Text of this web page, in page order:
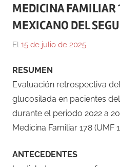
MEDICINA FAMILIAR
MEXICANO DEL
El 15 de julio de 2025
Medicina
RESUMEN
Evaluación retrospectiva
glucosilada en pacientes
durante el periodo 2022 a
Medicina Familiar 178 (UMF
ANTECEDENTES